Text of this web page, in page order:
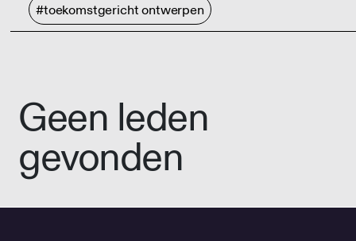
#toekomstgericht ontwerpen
Geen leden
gevonden